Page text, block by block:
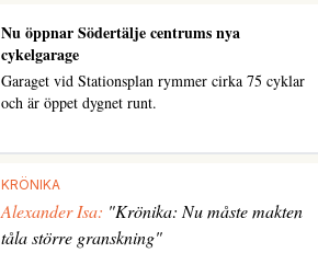
Nu öppnar Södertälje centrums nya
cykelgarage
Garaget vid Stationsplan rymmer cirka 75 cyklar
och är öppet dygnet runt.
KRÖNIKA
Alexander Isa: "Krönika: Nu måste makten
tåla större granskning"